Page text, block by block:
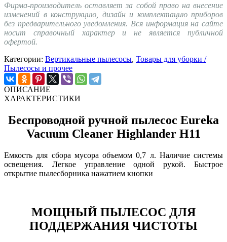
Фирма-производитель оставляет за собой право на внесение
изменений в конструкцию, дизайн и комплектацию приборов
без предварительного уведомления. Вся информация на сайте
носит справочный характер и не является публичной
офертой.
Категории: Вертикальные пылесосы, Товары для уборки /
Пылесосы и прочее
ОПИСАНИЕ
ХАРАКТЕРИСТИКИ
Беспроводной ручной пылесос Eureka
Vacuum Cleaner Highlander H11
Емкость для сбора мусора объемом 0,7 л. Наличие системы
освещения. Легкое управление одной рукой. Быстрое
открытие пылесборника нажатием кнопки
МОЩНЫЙ ПЫЛЕСОС ДЛЯ
ПОДДЕРЖАНИЯ ЧИСТОТЫ